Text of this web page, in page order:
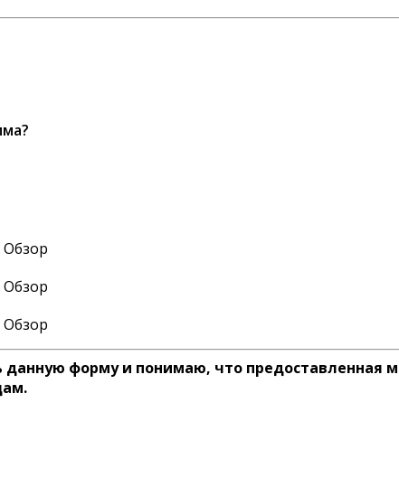
форму и понимаю, что предоставленная